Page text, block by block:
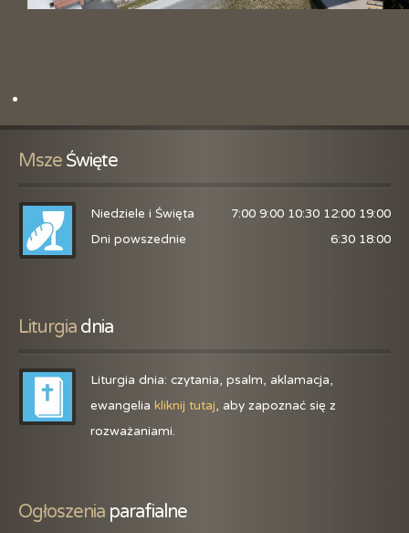
Msze Święte
Niedziele i Święta
7:00 9:00 10:30 12:00 19:00
Dni powszednie
6:30 18:00
Liturgia dnia
Liturgia dnia: czytania, psalm, aklamacja,
ewangelia kliknij tutaj, aby zapoznać się z
rozważaniami.
Ogłoszenia parafialne